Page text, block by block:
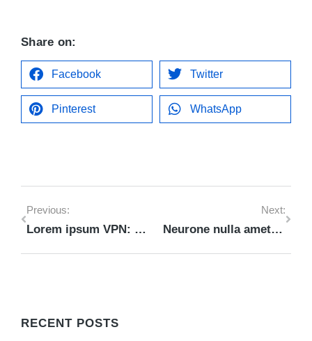
Share on:
Facebook Twitter
Pinterest WhatsApp
Previous:
Lorem ipsum VPN: dolor nulla & amet glavrida morbi
Next:
Neurone nulla amet from lorem ipsum
RECENT POSTS